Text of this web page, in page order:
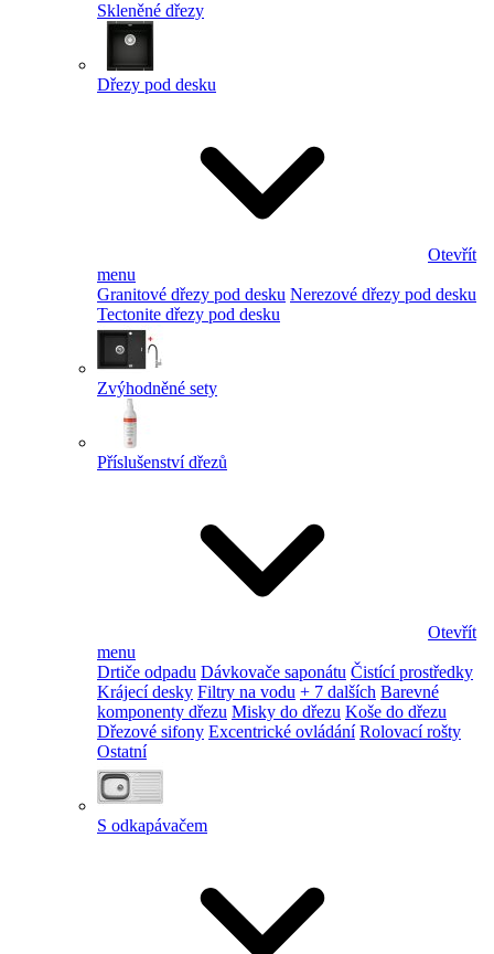
Skleněné dřezy
Dřezy pod desku
Otevřít
menu
Granitové dřezy pod desku Nerezové dřezy pod desku
Tectonite dřezy pod desku
Zvýhodněné sety
Příslušenství dřezů
Otevřít
menu
Drtiče odpadu Dávkovače saponátu Čistící prostředky
Krájecí desky Filtry na vodu + 7 dalších Barevné
komponenty dřezu Misky do dřezu Koše do dřezu
Dřezové sifony Excentrické ovládání Rolovací rošty
Ostatní
S odkapávačem